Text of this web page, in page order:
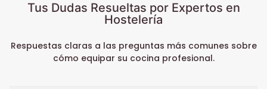
Tus Dudas Resueltas por Expertos en
Hostelería
Respuestas claras a las preguntas más comunes sobre
cómo equipar su cocina profesional.